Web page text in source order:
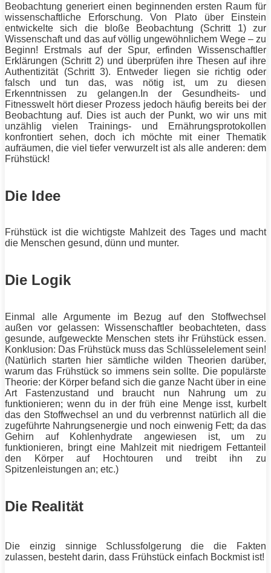
Beobachtung generiert einen beginnenden ersten Raum für
wissenschaftliche Erforschung. Von Plato über Einstein
entwickelte sich die bloße Beobachtung (Schritt 1) zur
Wissenschaft und das auf völlig ungewöhnlichem Wege – zu
Beginn! Erstmals auf der Spur, erfinden Wissenschaftler
Erklärungen (Schritt 2) und überprüfen ihre Thesen auf ihre
Authentizität (Schritt 3). Entweder liegen sie richtig oder
falsch und tun das, was nötig ist, um zu diesen
Erkenntnissen zu gelangen.In der Gesundheits- und
Fitnesswelt hört dieser Prozess jedoch häufig bereits bei der
Beobachtung auf. Dies ist auch der Punkt, wo wir uns mit
unzählig vielen Trainings- und Ernährungsprotokollen
konfrontiert sehen, doch ich möchte mit einer Thematik
aufräumen, die viel tiefer verwurzelt ist als alle anderen: dem
Frühstück!
Die Idee
Frühstück ist die wichtigste Mahlzeit des Tages und macht
die Menschen gesund, dünn und munter.
Die Logik
Einmal alle Argumente im Bezug auf den Stoffwechsel
außen vor gelassen: Wissenschaftler beobachteten, dass
gesunde, aufgeweckte Menschen stets ihr Frühstück essen.
Konklusion: Das Frühstück muss das Schlüsselelement sein!
(Natürlich starten hier sämtliche wilden Theorien darüber,
warum das Frühstück so immens sein sollte. Die populärste
Theorie: der Körper befand sich die ganze Nacht über in eine
Art Fastenzustand und braucht nun Nahrung um zu
funktionieren; wenn du in der früh eine Menge isst, kurbelt
das den Stoffwechsel an und du verbrennst natürlich all die
zugeführte Nahrungsenergie und noch einwenig Fett; da das
Gehirn auf Kohlenhydrate angewiesen ist, um zu
funktionieren, bringt eine Mahlzeit mit niedrigem Fettanteil
den Körper auf Hochtouren und treibt ihn zu
Spitzenleistungen an; etc.)
Die Realität
Die einzig sinnige Schlussfolgerung die die Fakten
zulassen, besteht darin, dass Frühstück einfach Bockmist ist!